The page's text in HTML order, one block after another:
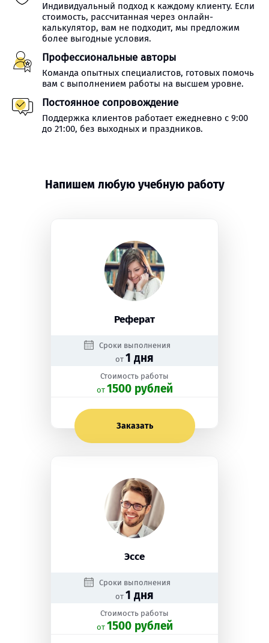
Индивидуальный подход к каждому клиенту. Если
стоимость, рассчитанная через онлайн-
калькулятор, вам не подходит, мы предложим
более выгодные условия.
Профессиональные авторы
Команда опытных специалистов, готовых помочь
вам с выполнением работы на высшем уровне.
Постоянное сопровождение
Поддержка клиентов работает ежедневно с 9:00
до 21:00, без выходных и праздников.
Напишем любую учебную работу
Реферат
Сроки выполнения
от 1 дня
Стоимость работы
oт 1500 рублей
Заказать
Эссе
Сроки выполнения
от 1 дня
Стоимость работы
oт 1500 рублей